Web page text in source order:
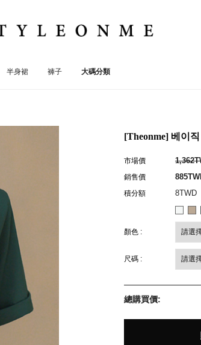
半身裙 褲子 大碼分類
[Theonme] 베이
市場價
銷售價
積分額 8TWD
顏色 :
尺碼 :
總購買價: